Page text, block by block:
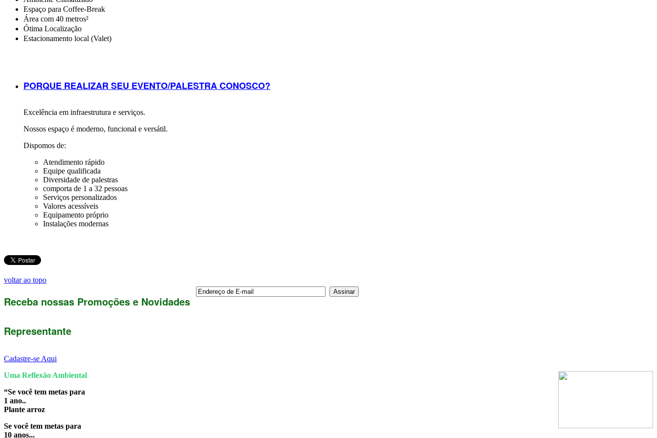
Espaço para Coffee-Break
Área com 40 metros²
Ótima Localização
Estacionamento local (Valet)
PORQUE REALIZAR SEU EVENTO/PALESTRA CONOSCO?
Excelência em infraestrutura e serviços.
Nossos espaço é moderno, funcional e versátil.
Dispomos de:
Atendimento rápido
Equipe qualificada
Diversidade de palestras
comporta de 1 a 32 pessoas
Serviços personalizados
Valores acessíveis
Equipamento próprio
Instalações modernas
voltar ao topo
Receba nossas Promoções e Novidades
Representante
Cadastre-se Aqui
Uma Reflexão Ambiental
“Se você tem metas para
1 ano..
Plante arroz
Se você tem metas para
10 anos...